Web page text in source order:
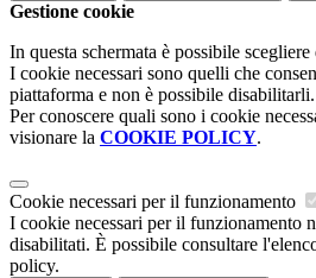
Gestione cookie
In questa schermata è possibile
I cookie necessari sono quelli che
piattaforma e non è possibile disabilitarli.
Per conoscere quali sono i cookie
visionare la COOKIE POLICY.
Cookie necessari per il funzionamento
I cookie necessari per il funzionamento
disabilitati. È possibile consultare
policy.